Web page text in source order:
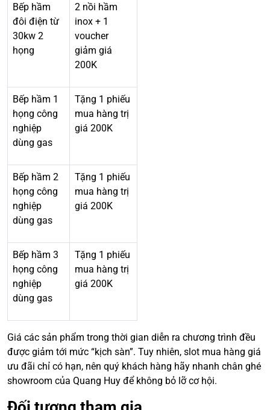
Bếp hầm
đôi điện từ
30kw 2
họng
2 nồi hầm
inox + 1
voucher
giảm giá
200K
Bếp hầm 1
họng công
nghiệp
dùng gas
Tặng 1 phiếu
mua hàng trị
giá 200K
Bếp hầm 2
họng công
nghiệp
dùng gas
Tặng 1 phiếu
mua hàng trị
giá 200K
Bếp hầm 3
họng công
nghiệp
dùng gas
Tặng 1 phiếu
mua hàng trị
giá 200K
Giá các sản phẩm trong thời gian diễn ra chương trình đều
được giảm tới mức “kịch sàn”. Tuy nhiên, slot mua hàng giá
ưu đãi chỉ có hạn, nên quý khách hàng hãy nhanh chân ghé
showroom của Quang Huy để không bỏ lỡ cơ hội.